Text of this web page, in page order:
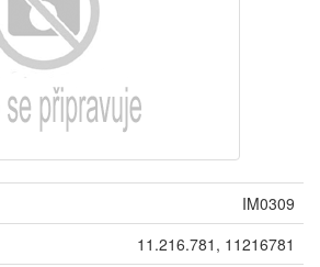
IM0309
11.216.781, 11216781